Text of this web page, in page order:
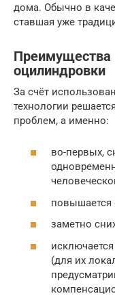
дома. Обычно в
ставшая уже
Преимущества
оцилиндровки
За счёт
технологии
проблем, а именно:
во-первых,
повышается
заметно
(для их